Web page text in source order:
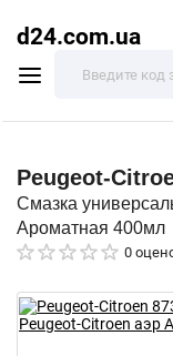
d24.com.ua
Peugeot-
Смазка
Ароматная 400мл
0